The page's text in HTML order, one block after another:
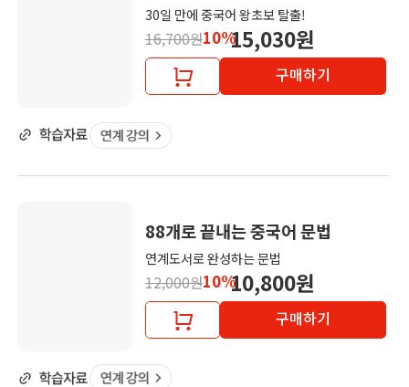
30일 만에 중국어 왕초보 탈출!
16,700원10%15,030원
구매하기
88개로 끝내는 중국어 문법
연계도서로 완성하는 문법
12,000원10%10,800원
구매하기